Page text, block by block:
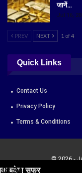
जानें…
Jul 16,
PREV NEXT 1 of 4
Quick Links
Contact Us
Privacy Policy
Terms & Conditions
© 2026 -
01:34